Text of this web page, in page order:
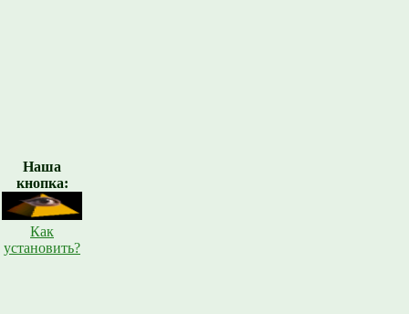
Наша
кнопка:
Как
установить?